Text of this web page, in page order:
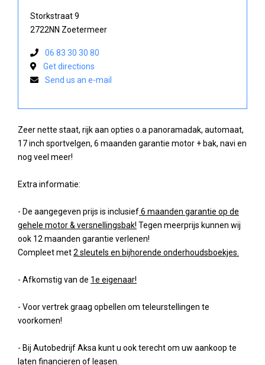
Zeer nette staat, rijk aan opties o.a panoramadak, automaat,
17 inch sportvelgen, 6 maanden garantie motor + bak, navi en
nog veel meer!
Extra informatie:
- De aangegeven prijs is inclusief6 maanden garantie op de
gehele motor & versnellingsbak! Tegen meerprijs kunnen wij
ook 12 maanden garantie verlenen!
Compleet met2 sleutels en bijhorende onderhoudsboekjes.
- Afkomstig van de 1e eigenaar!
- Voor vertrek graag opbellen om teleurstellingen te
voorkomen!
- Bij Autobedrijf Aksa kunt u ook terecht om uw aankoop te
laten financieren of leasen.
Storkstraat 9
2722NN Zoetermeer
06 83 30 30 80
Get directions
Send us an e-mail